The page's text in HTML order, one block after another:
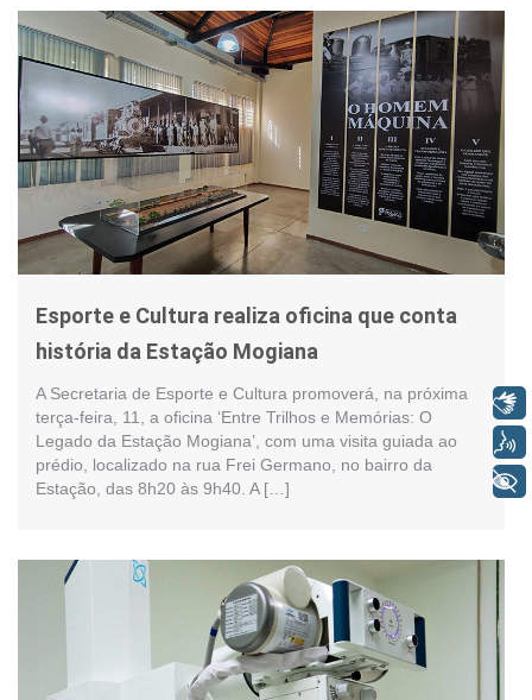
Esporte e Cultura realiza oficina que conta
história da Estação Mogiana
A Secretaria de Esporte e Cultura promoverá, na próxima
terça-feira, 11, a oficina ‘Entre Trilhos e Memórias: O
Legado da Estação Mogiana’, com uma visita guiada ao
prédio, localizado na rua Frei Germano, no bairro da
Estação, das 8h20 às 9h40. A […]
Libras
Voz
+ Acessibilidade